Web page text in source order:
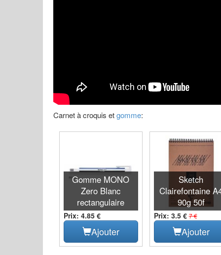
Carnet à croquis etgomme:
Gomme MONO
Zero Blanc
rectangulaire
Prix: 4.85 €
Ajouter
Sketch
Clairefontaine
90g 50f
Prix: 3.5 € 7 €
Ajouter